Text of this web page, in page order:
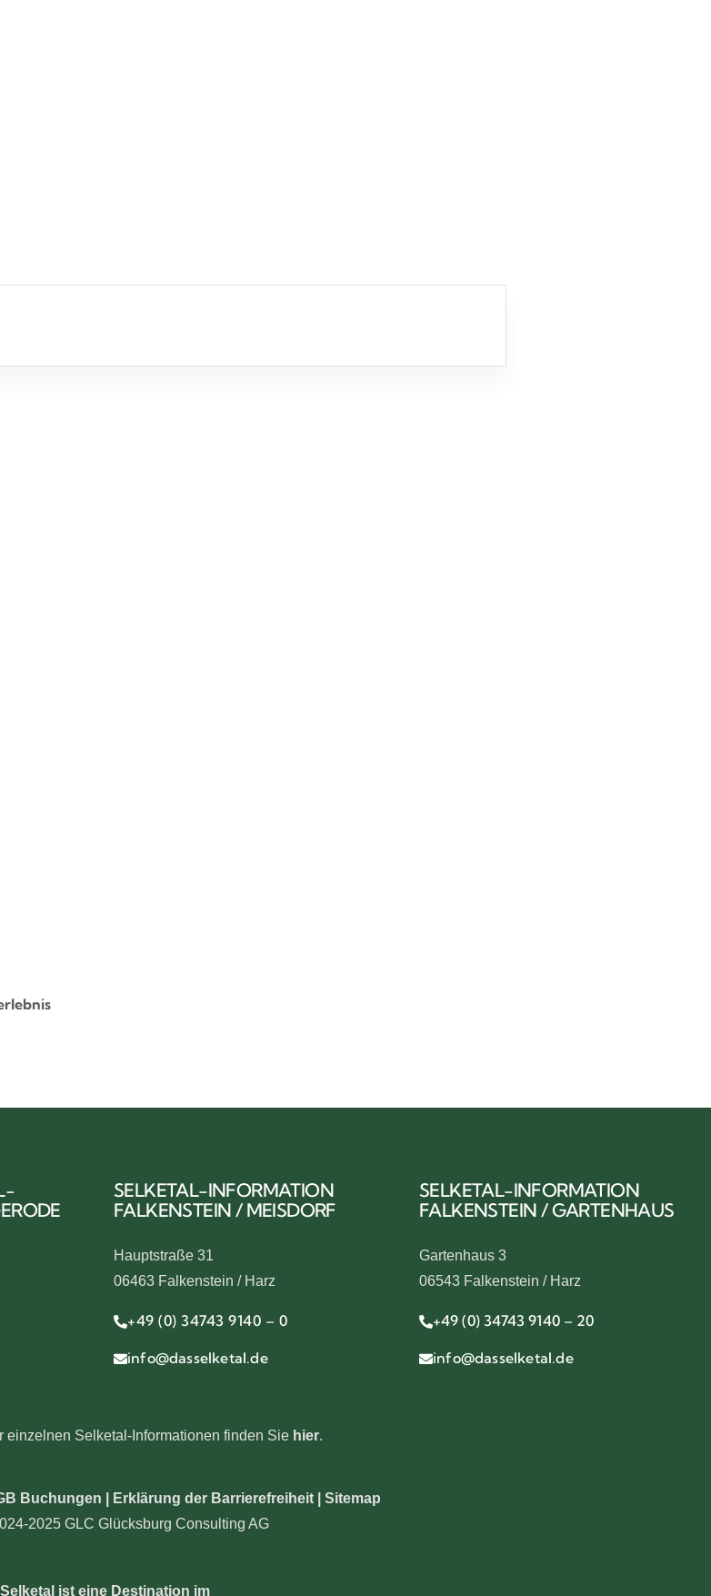
SELKETAL-INFORMATION
FALKENSTEIN / MEISDORF
Hauptstraße 31
06463 Falkenstein / Harz
+49 (0) 34743 9140 – 0
info@dasselketal.de
SELKETAL-INFORMATION
FALKENSTEIN / GARTENHAUS
Gartenhaus 3
06543 Falkenstein / Harz
+49 (0) 34743 9140 – 20
info@dasselketal.de
einzelnen Selketal-Informationen finden Sie hier.
Buchungen Erklärung der Barrierefreiheit | Sitemap
2025 GLC Glücksburg Consulting AG
Selketal ist eine Destination im